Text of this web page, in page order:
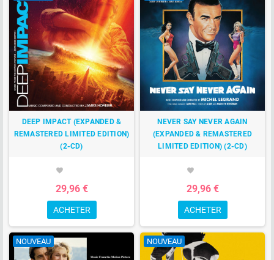
DEEP IMPACT (EXPANDED &
REMASTERED LIMITED EDITION)
(2-CD)
favorite
29,96 €
ACHETER
NEVER SAY NEVER AGAIN
(EXPANDED & REMASTERED
LIMITED EDITION) (2-CD)
favorite
29,96 €
ACHETER
NOUVEAU NOUVEAU